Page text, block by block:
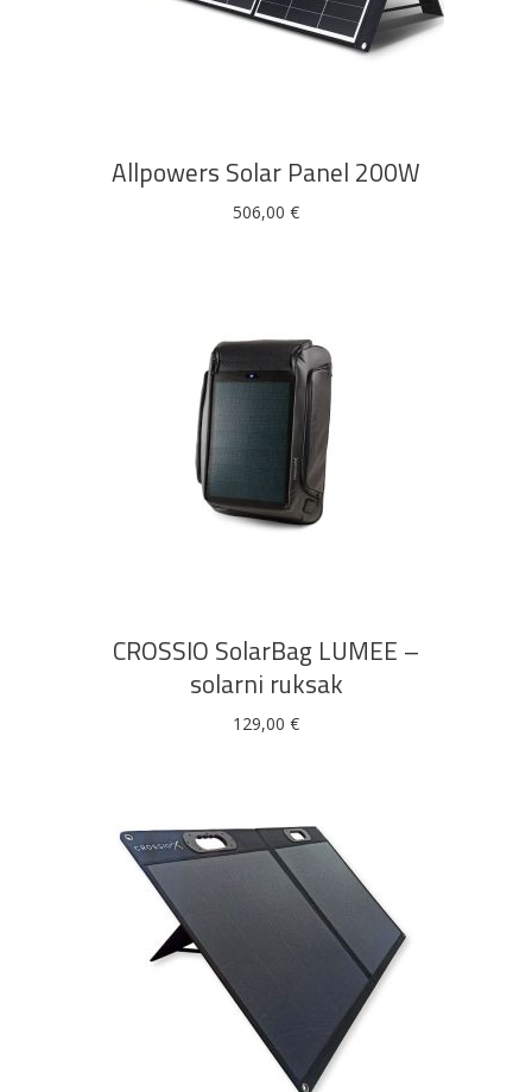
DODAJ U KOŠARICU
Allpowers Solar Panel 200W
506,00 €
DODAJ U KOŠARICU
CROSSIO SolarBag LUMEE –
solarni ruksak
129,00 €
DODAJ U KOŠARICU